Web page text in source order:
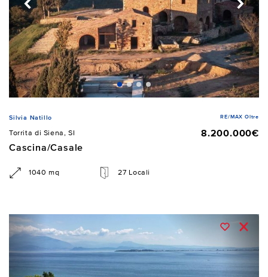
Silvia Natillo RE/MAX Oltre
Torrita di Siena, SI
8.200.000€
Cascina/Casale
1040 mq 27 Locali